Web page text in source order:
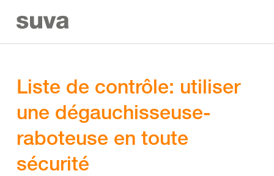
Liste de contrôle: utiliser
une dégauchisseuse-
raboteuse en toute
sécurité